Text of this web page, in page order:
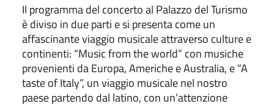
Il programma del concerto al Palazzo del Turismo
è diviso in due parti e si presenta come un
affascinante viaggio musicale attraverso culture e
continenti: “Music from the world” con musiche
provenienti da Europa, Americhe e Australia, e “A
taste of Italy”, un viaggio musicale nel nostro
paese partendo dal latino, con un’attenzione